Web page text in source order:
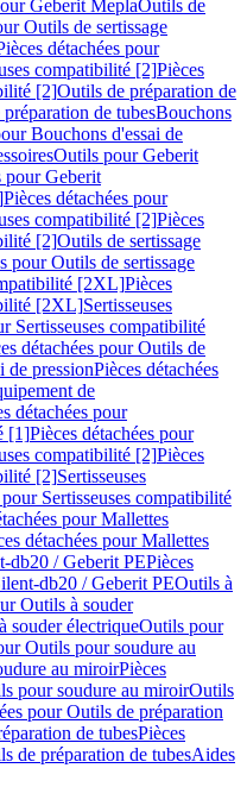
Geberit MeplaOutils de
Outils de sertissage
détachées pour
compatibilité [2]Pièces
[2]Outils de préparation de
de tubesBouchons
Bouchons d'essai de
Outils pour Geberit
pour Geberit
Pièces détachées pour
compatibilité [2]Pièces
[2]Outils de sertissage
pour Outils de sertissage
[2XL]Pièces
[2XL]Sertisseuses
Sertisseuses compatibilité
détachées pour Outils de
de pressionPièces détachées
de
détachées pour
[1]Pièces détachées pour
compatibilité [2]Pièces
[2]Sertisseuses
Sertisseuses compatibilité
pour Mallettes
détachées pour Mallettes
db20 / Geberit PEPièces
db20 / Geberit PEOutils à
Outils à souder
souder électriqueOutils pour
Outils pour soudure au
au miroirPièces
pour soudure au miroirOutils
pour Outils de préparation
de tubesPièces
de préparation de tubesAides